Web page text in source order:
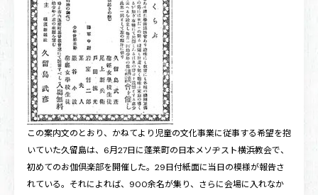
この案内文のとおり、かねてより児童の文化事業に従事する希望を抱
いていた久留島は、6月27日に蓬莱町の日本メソヂスト横浜教会で、
初めてのお伽倶楽部を開催した。29日付紙面に当日の模様が報告さ
れている。それによれば、900余名が集り、さらに会場に入れなか